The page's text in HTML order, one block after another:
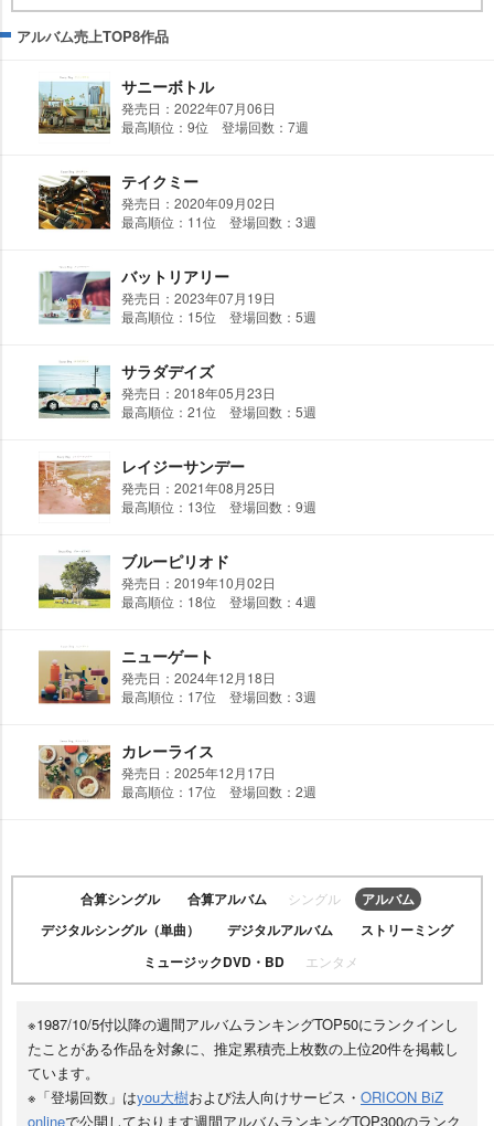
アルバム売上TOP8作品
サニーボトル
発売日：2022年07月06日
最高順位：9位 登場回数：7週
テイクミー
発売日：2020年09月02日
最高順位：11位 登場回数：3週
バットリアリー
発売日：2023年07月19日
最高順位：15位 登場回数：5週
サラダデイズ
発売日：2018年05月23日
最高順位：21位 登場回数：5週
レイジーサンデー
発売日：2021年08月25日
最高順位：13位 登場回数：9週
ブルーピリオド
発売日：2019年10月02日
最高順位：18位 登場回数：4週
ニューゲート
発売日：2024年12月18日
最高順位：17位 登場回数：3週
カレーライス
発売日：2025年12月17日
最高順位：17位 登場回数：2週
合算シングル 合算アルバム シングル
アルバム
デジタルシングル（単曲）
デジタルアルバム
ストリーミング
ミュージックDVD・BD
エンタメ
※1987/10/5付以降の週間アルバムランキングTOP50にランクインし
たことがある作品を対象に、推定累積売上枚数の上位20件を掲載し
ています。
※「登場回数」はyou大樹および法人向けサービス・ ORICON BiZ
onlineで公開しております週間アルバムランキングTOP300のランク